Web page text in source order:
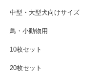
中型・大型犬向けサイズ
鳥・小動物用
10枚セット
20枚セット